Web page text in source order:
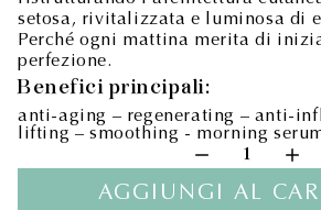
setosa, rivitalizzata e luminosa di
Perché ogni mattina merita di
perfezione.
Benefici principali:
anti-aging – regenerating – anti-
lifting – smoothing - morning
1
AGGIUNGI AL